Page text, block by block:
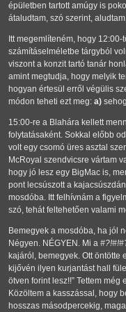
épületben tartott amúgy is
átaludtam, szó szerint,
Itt megemlíteném, hogy
számításelméletbe tárgyból
viszont a konzit tartó tanár
amint megtudja, hogy melyik
hogyan értesül erről végülis
módon teheti ezt meg: a)
15:00-re a Blahára kellett
folytatásaként. Sokkal előbb
volt egy csomó üres asztal
McRoyal szendvicsre vártam
hogy jó lesz egy BigMac is,
pont lecsúszott a
mosdóba. Itt felhívnám a
szó, tehát feltehetően valami
Bemegyek a mosdóba, ha jól
Négyen. NÉGYEN. Mi a
kajáról, bemegyek. Ott öntötte
kijővén ilyen kurjantást hall
ötven forint lesz!! Tettem még
Közöltem a kasszással, hogy
hosszas másodpercekig,